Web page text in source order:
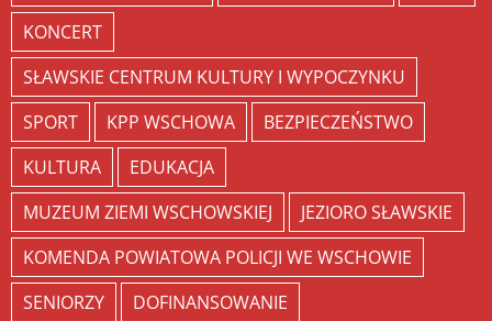
KONCERT
SŁAWSKIE CENTRUM KULTURY I WYPOCZYNKU
SPORT
KPP WSCHOWA
BEZPIECZEŃSTWO
KULTURA
EDUKACJA
MUZEUM ZIEMI WSCHOWSKIEJ
JEZIORO SŁAWSKIE
KOMENDA POWIATOWA POLICJI WE WSCHOWIE
SENIORZY
DOFINANSOWANIE